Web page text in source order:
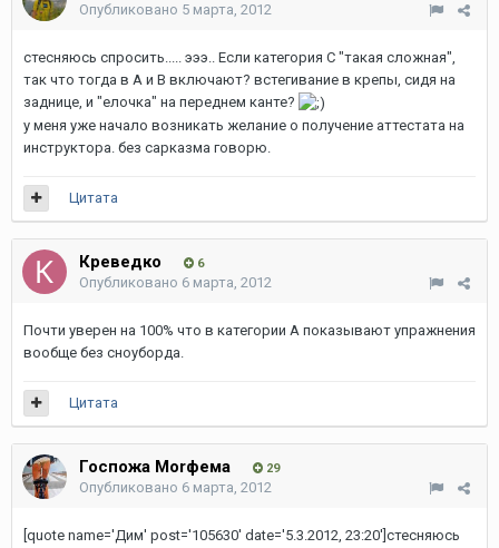
Опубликовано 5 марта, 2012
стесняюсь спросить..... эээ.. Если категория С "такая сложная",
так что тогда в А и В включают? встегивание в крепы, сидя на
заднице, и "елочка" на переднем канте?
у меня уже начало возникать желание о получение аттестата на
инструктора. без сарказма говорю.
Цитата
Креведко 6
Опубликовано 6 марта, 2012
Почти уверен на 100% что в категории А показывают упражнения
вообще без сноуборда.
Цитата
Госпожа Моrфема 29
Опубликовано 6 марта, 2012
[quote name='Дим' post='105630' date='5.3.2012, 23:20']стесняюсь